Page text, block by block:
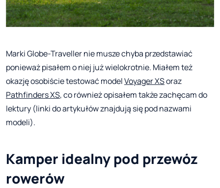
Marki Globe-Traveller nie musze chyba przedstawiać
ponieważ pisałem o niej już wielokrotnie. Miałem też
okazję osobiście testować modelVoyager XSoraz
Pathfinders XS, co również opisałem także zachęcam do
lektury (linki do artykułów znajdują się pod nazwami
modeli).
Kamper idealny pod przewóz
rowerów